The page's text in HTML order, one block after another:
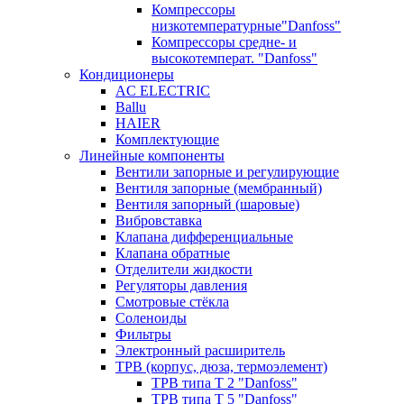
Компрессоры
низкотемпературные"Danfoss"
Компрессоры средне- и
высокотемперат. "Danfoss"
Кондиционеры
AC ELECTRIC
Ballu
HAIER
Комплектующие
Линейные компоненты
Вентили запорные и регулирующие
Вентиля запорные (мембранный)
Вентиля запорный (шаровые)
Вибровставка
Клапана дифференциальные
Клапана обратные
Отделители жидкости
Регуляторы давления
Смотровые стёкла
Соленоиды
Фильтры
Электронный расширитель
ТРВ (корпус, дюза, термоэлемент)
ТРВ типа Т 2 "Danfoss"
ТРВ типа Т 5 "Danfoss"